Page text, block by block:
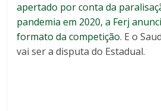
apertado por conta da
pandemia em 2020, a Ferj
formato da competição. E o
vai ser a disputa do Estadual.